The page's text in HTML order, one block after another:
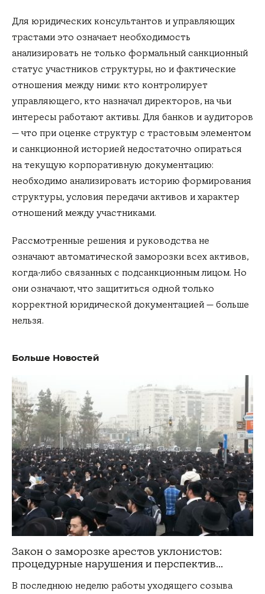
Для юридических консультантов и управляющих
трастами это означает необходимость
анализировать не только формальный санкционный
статус участников структуры, но и фактические
отношения между ними: кто контролирует
управляющего, кто назначал директоров, на чьи
интересы работают активы. Для банков и аудиторов
— что при оценке структур с трастовым элементом
и санкционной историей недостаточно опираться
на текущую корпоративную документацию:
необходимо анализировать историю формирования
структуры, условия передачи активов и характер
отношений между участниками.
Рассмотренные решения и руководства не
означают автоматической заморозки всех активов,
когда-либо связанных с подсанкционным лицом. Но
они означают, что защититься одной только
корректной юридической документацией — больше
нельзя.
Больше Новостей
Закон о заморозке арестов уклонистов:
процедурные нарушения и перспектив...
В последнюю неделю работы уходящего созыва